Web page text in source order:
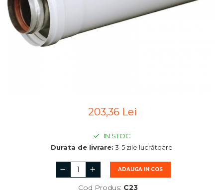
203,36 Lei
IN STOC
Durata de livrare: 3-5 zile lucrătoare
ADAUGA IN COS
Cod Produs: C23